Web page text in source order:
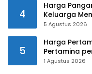
4
Harga
Keluarga
5 Agustus 2026
5
Harga
Pertamina
1 Agustus 2026